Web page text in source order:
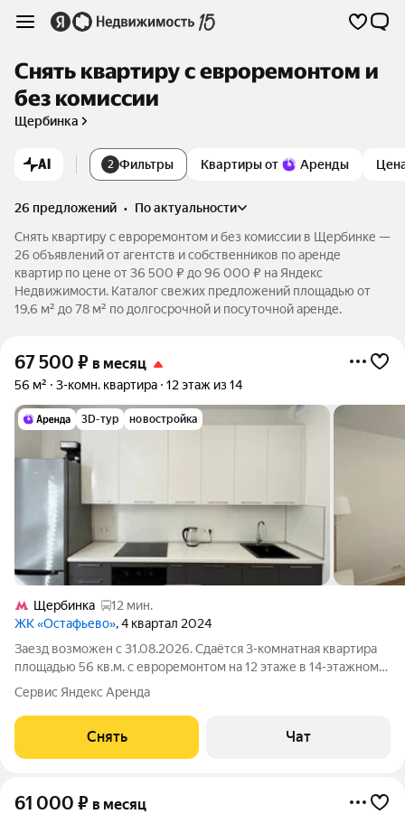
Снять квартиру с евроремонтом и
без комиссии
Щербинка
AI 2 Фильтры Квартиры от Аренды
26 предложений •
по актуальности
Снять квартиру с евроремонтом и без комиссии в Щербинке —
26 объявлений от агентств и собственников по аренде
квартир по цене от 36 500 ₽ до 96 000 ₽ на Яндекс
Недвижимости. Каталог свежих предложений площадью от
19,6 м² до 78 м² по долгосрочной и посуточной аренде.
67 500 ₽ в месяц
56 м² 3-комн. квартира 12 этаж из 14
3D-тур новостройка
Щербинка
12 мин.
ЖК «Остафьево», 4 квартал 2024
Заезд возможен с 31.08.2026. Сдаётся 3-комнатная квартира
площадью 56 кв.м. с евроремонтом на 12 этаже в 14-этажном
доме на срок от 11 месяцев. Из техники есть: Духовой шкаф
Стиральная машина Холодильник Кондиционер Дом -
монолитный, окна выходят
Сервис Яндекс Аренда
Снять Чат
61 000 ₽ в месяц